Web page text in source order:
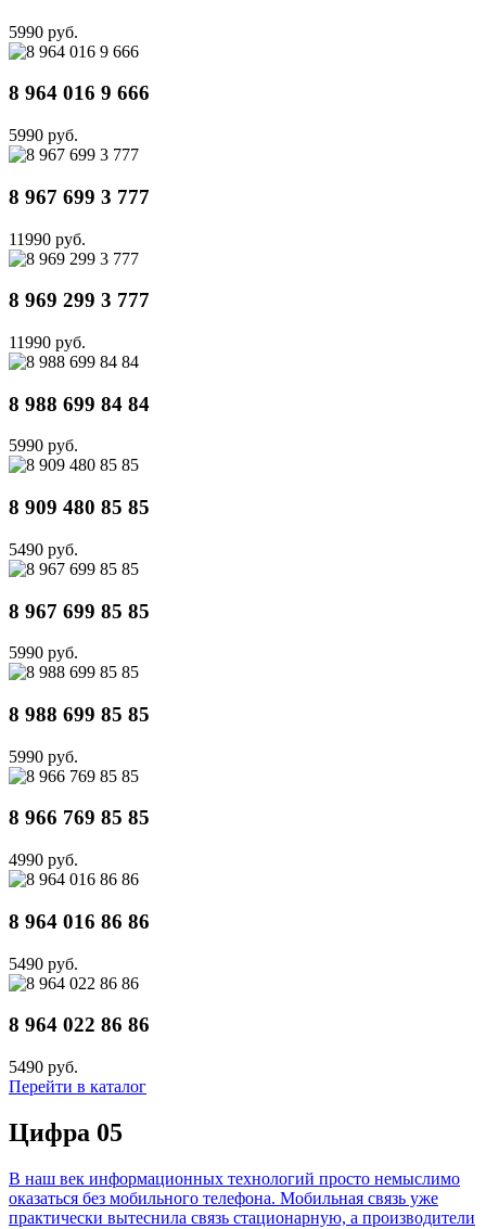
5990 руб.
8 964 016 9 666
5990 руб.
8 967 699 3 777
11990 руб.
8 969 299 3 777
11990 руб.
8 988 699 84 84
5990 руб.
8 909 480 85 85
5490 руб.
8 967 699 85 85
5990 руб.
8 988 699 85 85
5990 руб.
8 966 769 85 85
4990 руб.
8 964 016 86 86
5490 руб.
8 964 022 86 86
5490 руб.
Перейти в каталог
Цифра 05
В наш век информационных технологий просто немыслимо
оказаться без мобильного телефона. Мобильная связь уже
практически вытеснила связь стационарную, а производители